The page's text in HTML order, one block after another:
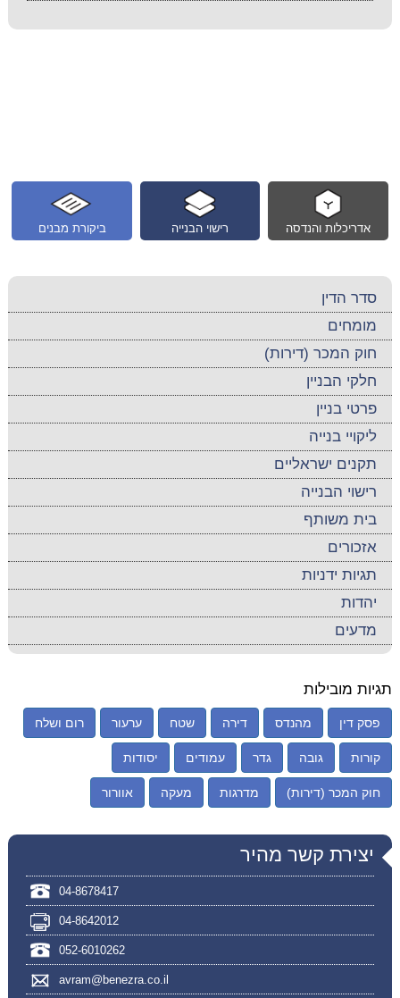
ביקורת מבנים רישוי הבנייה אדריכלות והנדסה
סדר הדין
מומחים
חוק המכר (דירות)
חלקי הבניין
פרטי בניין
ליקויי בנייה
תקנים ישראליים
רישוי הבנייה
בית משותף
אזכורים
תגיות ידניות
יהדות
מדעים
תגיות מובילות
פסק דין מהנדס דירה שטח ערעור רום ושלח
קורות גובה גדר עמודים יסודות
חוק המכר (דירות) מדרגות מעקה אוורור
יצירת קשר מהיר
04-8678417
04-8642012
052-6010262
avram@benezra.co.il